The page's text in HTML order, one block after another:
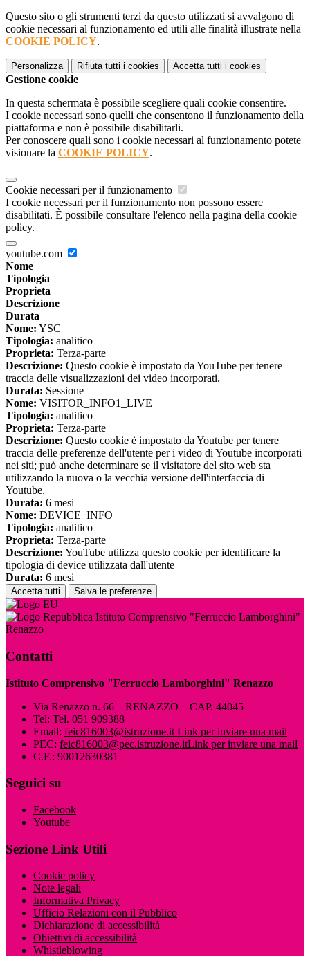
Questo sito o gli strumenti terzi da questo utilizzati si avvalgono di
cookie necessari al funzionamento ed utili alle finalità illustrate nella
COOKIE POLICY.
Personalizza Rifiuta tutti i cookies Accetta tutti i cookies
Gestione cookie
In questa schermata è possibile scegliere quali cookie consentire.
I cookie necessari sono quelli che consentono il funzionamento della
piattaforma e non è possibile disabilitarli.
Per conoscere quali sono i cookie necessari al funzionamento potete
visionare la COOKIE POLICY.
Cookie necessari per il funzionamento
I cookie necessari per il funzionamento non possono essere
disabilitati. È possibile consultare l'elenco nella pagina della cookie
policy.
youtube.com
Nome
Tipologia
Proprieta
Descrizione
Durata
Nome: YSC
Tipologia: analitico
Proprieta: Terza-parte
Descrizione: Questo cookie è impostato da YouTube per tenere
traccia delle visualizzazioni dei video incorporati.
Durata: Sessione
Nome: VISITOR_INFO1_LIVE
Tipologia: analitico
Proprieta: Terza-parte
Descrizione: Questo cookie è impostato da Youtube per tenere
traccia delle preferenze dell'utente per i video di Youtube incorporati
nei siti; può anche determinare se il visitatore del sito web sta
utilizzando la nuova o la vecchia versione dell'interfaccia di
Youtube.
Durata: 6 mesi
Nome: DEVICE_INFO
Tipologia: analitico
Proprieta: Terza-parte
Descrizione: YouTube utilizza questo cookie per identificare la
tipologia di device utilizzata dall'utente
Durata: 6 mesi
Accetta tutti Salva le preferenze
Istituto Comprensivo "Ferruccio Lamborghini"
Renazzo
Contatti
Istituto Comprensivo "Ferruccio Lamborghini" Renazzo
Via Renazzo n. 66 – RENAZZO – CAP. 44045
Tel: Tel. 051 909388
Email: feic816003@istruzione.it Link per inviare una mail
PEC: feic816003@pec.istruzione.itLink per inviare una mail
C.F.: 90012630381
Seguici su
Facebook
Youtube
Sezione Link Utili
Cookie policy
Note legali
Informativa Privacy
Ufficio Relazioni con il Pubblico
Dichiarazione di accessibilità
Obiettivi di accessibilità
Whistleblowing